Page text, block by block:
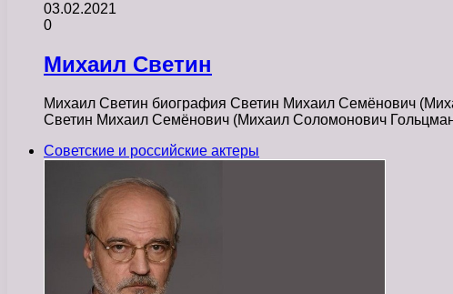
03.02.2021
0
Михаил Светин
Михаил Светин биография Светин Михаил Семёнович
Светин Михаил Семёнович (Михаил Соломонович
Советские и российские актеры